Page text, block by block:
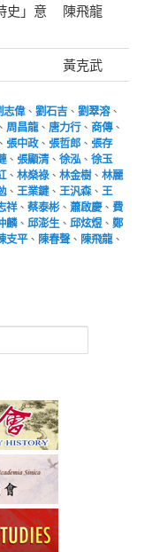
史」意
陳飛龍
黃克武
志偉、劉石吉、劉翠溶、
周昌龍、 唐力行、商傳、
、張中政、張哲郎 、張存
、張顯清、徐泓、徐玉
、林燊祿、林金樹、林麗
、王業鍵、王汎森、王
祥、蔡泰彬、蕭啟慶、費
麟、邱澎生 、邱炫煜、鄭
支平、 陳春聲、 陳飛龍、